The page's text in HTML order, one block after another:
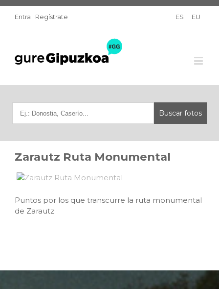
Entra | Regístrate ES EU
Zarautz Ruta Monumental
Puntos por los que transcurre la ruta monumental
de Zarautz